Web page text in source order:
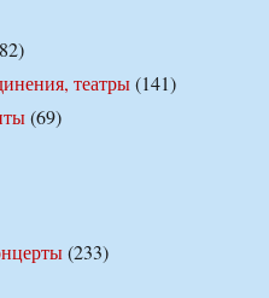
театры(141)
(69)
(233)